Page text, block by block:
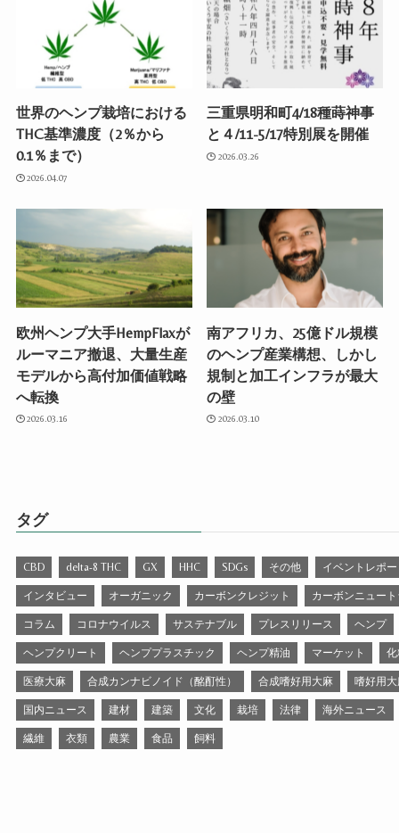
世界のヘンプ栽培における
THC基準濃度（2％から
0.1％まで）
2026.04.07
三重県明和町4/18種蒔神事
と４/11-5/17特別展を開催
2026.03.26
欧州ヘンプ大手HempFlaxが
ルーマニア撤退、大量生産
モデルから高付加価値戦略
へ転換
2026.03.16
南アフリカ、25億ドル規模
のヘンプ産業構想、しかし
規制と加工インフラが最大
の壁
2026.03.10
タグ
CBD delta-8 THC GX HHC SDGs その他 イベントレポ
インタビュー オーガニック カーボンクレジット カーボンニュー
コラム コロナウイルス サステナブル プレスリリース ヘンプ
ヘンプクリート ヘンププラスチック ヘンプ精油 マーケット
医療大麻 合成カンナビノイド（酩酊性） 合成嗜好用大麻 嗜好用
国内ニュース 建材 建築 文化 栽培 法律 海外ニュース
繊維 衣類 農業 食品 飼料